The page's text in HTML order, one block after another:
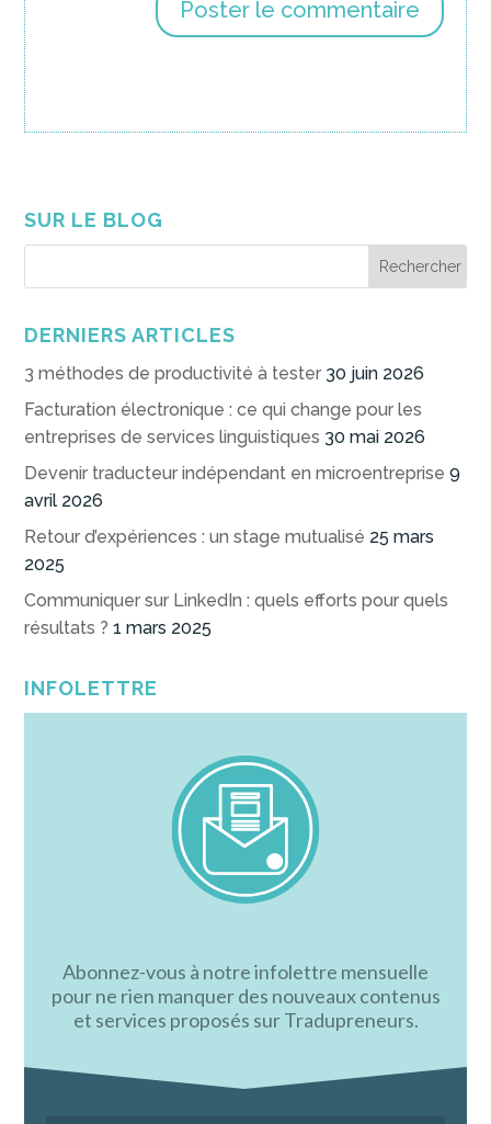
SUR LE BLOG
DERNIERS ARTICLES
3 méthodes de productivité à tester 30 juin 2026
Facturation électronique : ce qui change pour les
entreprises de services linguistiques 30 mai 2026
Devenir traducteur indépendant en microentreprise 9
avril 2026
Retour d’expériences : un stage mutualisé 25 mars
2025
Communiquer sur LinkedIn : quels efforts pour quels
résultats ? 1 mars 2025
INFOLETTRE
Abonnez-vous à notre infolettre mensuelle
pour ne rien manquer des nouveaux contenus
et services proposés sur Tradupreneurs.